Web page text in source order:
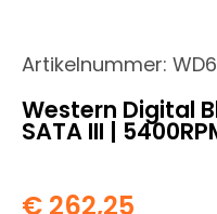
Artikelnummer:
Western Digital
SATA III |
€ 262,25